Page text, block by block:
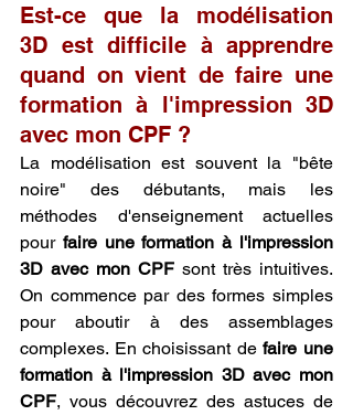
Est-ce que la modélisation
3D est difficile à apprendre
quand on vient de faire une
formation à l'impression 3D
avec mon CPF ?
La modélisation est souvent la "bête
noire" des débutants, mais les
méthodes d'enseignement actuelles
pour faire une formation à l'impression
3D avec mon CPF sont très intuitives.
On commence par des formes simples
pour aboutir à des assemblages
complexes. En choisissant de faire une
formation à l'impression 3D avec mon
CPF, vous découvrez des astuces de